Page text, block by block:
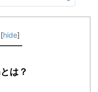
[hide]
は？